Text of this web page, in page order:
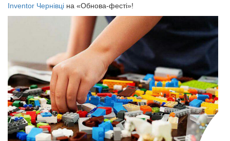
Inventor Чернівці на «Обнова-фесті»!